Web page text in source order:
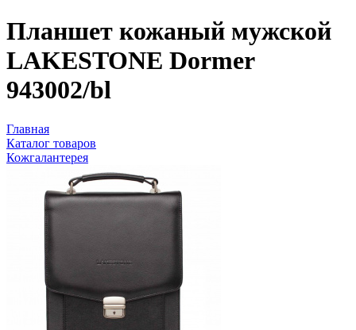
Планшет кожаный мужской
LAKESTONE Dormer
943002/bl
Главная
Каталог товаров
Кожгалантерея